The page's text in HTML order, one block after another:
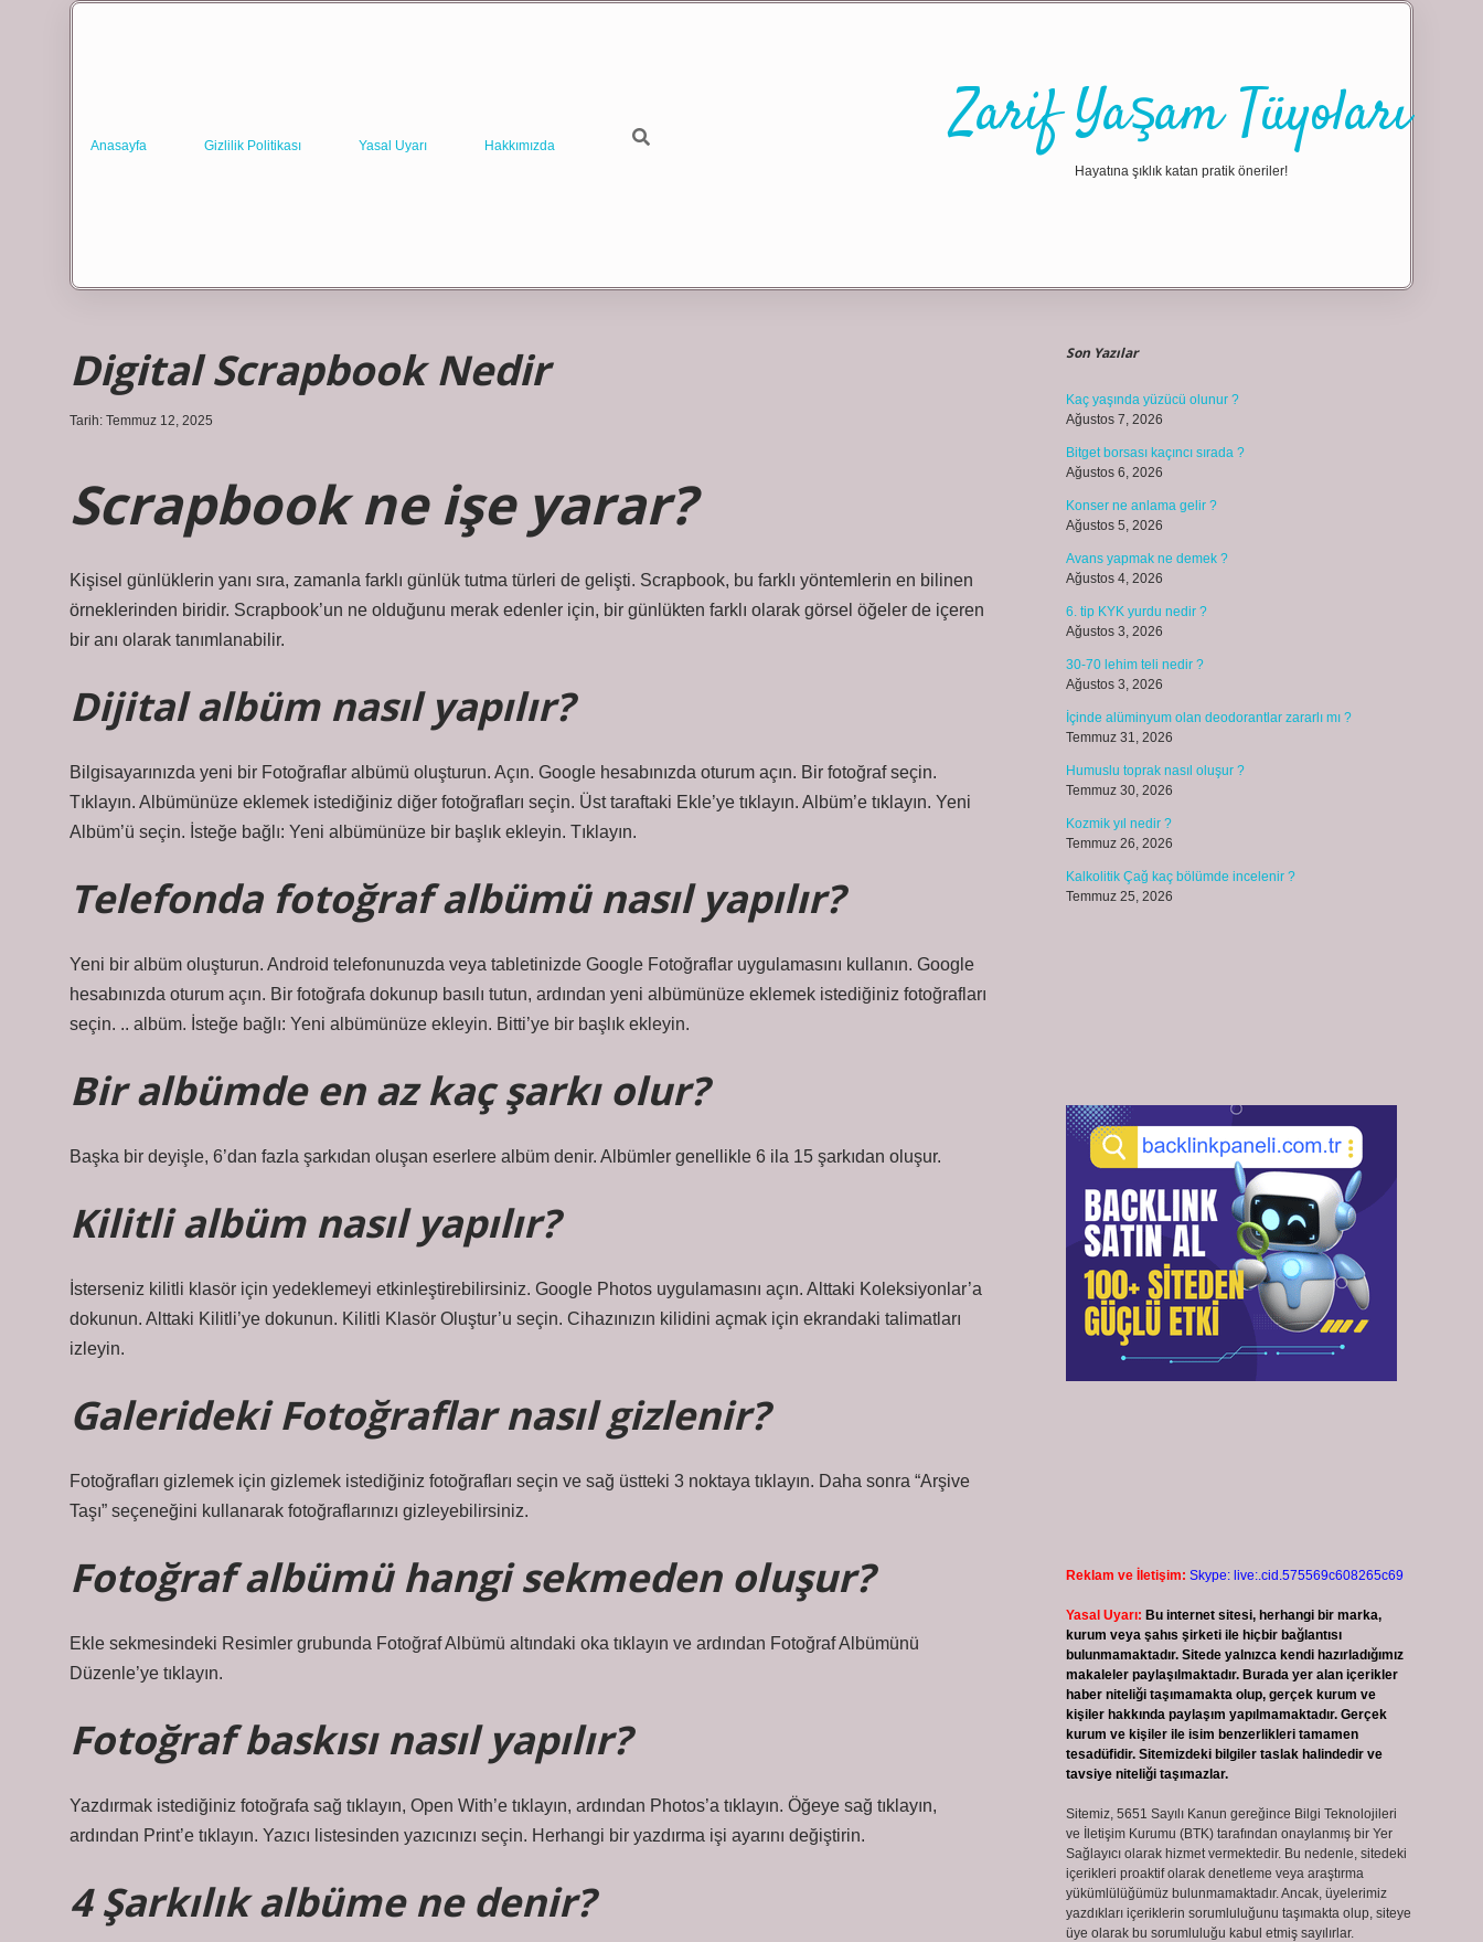
Anasayfa Gizlilik Politikası Yasal Uyarı Hakkımızda Zarif Yaşam Tüyoları
Hayatına şıklık katan pratik öneriler!
Digital Scrapbook Nedir
Tarih: Temmuz 12, 2025
Scrapbook ne işe yarar?
Kişisel günlüklerin yanı sıra, zamanla farklı günlük tutma türleri de gelişti. Scrapbook, bu farklı yöntemlerin en bilinen
örneklerinden biridir. Scrapbook’un ne olduğunu merak edenler için, bir günlükten farklı olarak görsel öğeler de içeren
bir anı olarak tanımlanabilir.
Dijital albüm nasıl yapılır?
Bilgisayarınızda yeni bir Fotoğraflar albümü oluşturun. Açın. Google hesabınızda oturum açın. Bir fotoğraf seçin.
Tıklayın. Albümünüze eklemek istediğiniz diğer fotoğrafları seçin. Üst taraftaki Ekle’ye tıklayın. Albüm’e tıklayın. Yeni
Albüm’ü seçin. İsteğe bağlı: Yeni albümünüze bir başlık ekleyin. Tıklayın.
Telefonda fotoğraf albümü nasıl yapılır?
Yeni bir albüm oluşturun. Android telefonunuzda veya tabletinizde Google Fotoğraflar uygulamasını kullanın. Google
hesabınızda oturum açın. Bir fotoğrafa dokunup basılı tutun, ardından yeni albümünüze eklemek istediğiniz fotoğrafları
seçin. .. albüm. İsteğe bağlı: Yeni albümünüze ekleyin. Bitti’ye bir başlık ekleyin.
Bir albümde en az kaç şarkı olur?
Başka bir deyişle, 6’dan fazla şarkıdan oluşan eserlere albüm denir. Albümler genellikle 6 ila 15 şarkıdan oluşur.
Kilitli albüm nasıl yapılır?
İsterseniz kilitli klasör için yedeklemeyi etkinleştirebilirsiniz. Google Photos uygulamasını açın. Alttaki Koleksiyonlar’a
dokunun. Alttaki Kilitli’ye dokunun. Kilitli Klasör Oluştur’u seçin. Cihazınızın kilidini açmak için ekrandaki talimatları
izleyin.
Galerideki Fotoğraflar nasıl gizlenir?
Fotoğrafları gizlemek için gizlemek istediğiniz fotoğrafları seçin ve sağ üstteki 3 noktaya tıklayın. Daha sonra “Arşive
Taşı” seçeneğini kullanarak fotoğraflarınızı gizleyebilirsiniz.
Fotoğraf albümü hangi sekmeden oluşur?
Ekle sekmesindeki Resimler grubunda Fotoğraf Albümü altındaki oka tıklayın ve ardından Fotoğraf Albümünü
Düzenle’ye tıklayın.
Fotoğraf baskısı nasıl yapılır?
Yazdırmak istediğiniz fotoğrafa sağ tıklayın, Open With’e tıklayın, ardından Photos’a tıklayın. Öğeye sağ tıklayın,
ardından Print’e tıklayın. Yazıcı listesinden yazıcınızı seçin. Herhangi bir yazdırma işi ayarını değiştirin.
4 Şarkılık albüme ne denir?
Son Yazılar
Kaç yaşında yüzücü olunur ?
Ağustos 7, 2026
Bitget borsası kaçıncı sırada ?
Ağustos 6, 2026
Konser ne anlama gelir ?
Ağustos 5, 2026
Avans yapmak ne demek ?
Ağustos 4, 2026
6. tip KYK yurdu nedir ?
Ağustos 3, 2026
30-70 lehim teli nedir ?
Ağustos 3, 2026
İçinde alüminyum olan deodorantlar zararlı mı ?
Temmuz 31, 2026
Humuslu toprak nasıl oluşur ?
Temmuz 30, 2026
Kozmik yıl nedir ?
Temmuz 26, 2026
Kalkolitik Çağ kaç bölümde incelenir ?
Temmuz 25, 2026
Reklam ve İletişim: Skype: live:.cid.575569c608265c69
Yasal Uyarı: Bu internet sitesi, herhangi bir marka,
kurum veya şahıs şirketi ile hiçbir bağlantısı
bulunmamaktadır. Sitede yalnızca kendi hazırladığımız
makaleler paylaşılmaktadır. Burada yer alan içerikler
haber niteliği taşımamakta olup, gerçek kurum ve
kişiler hakkında paylaşım yapılmamaktadır. Gerçek
kurum ve kişiler ile isim benzerlikleri tamamen
tesadüfidir. Sitemizdeki bilgiler taslak halindedir ve
tavsiye niteliği taşımazlar.
Sitemiz, 5651 Sayılı Kanun gereğince Bilgi Teknolojileri
ve İletişim Kurumu (BTK) tarafından onaylanmış bir Yer
Sağlayıcı olarak hizmet vermektedir. Bu nedenle, sitedeki
içerikleri proaktif olarak denetleme veya araştırma
yükümlülüğümüz bulunmamaktadır. Ancak, üyelerimiz
yazdıkları içeriklerin sorumluluğunu taşımakta olup, siteye
üye olarak bu sorumluluğu kabul etmiş sayılırlar.